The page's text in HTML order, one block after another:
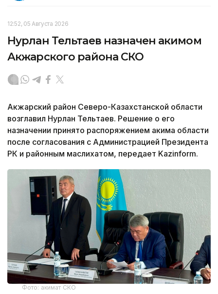
12:52, 05 Августа 2026
Нурлан Тельтаев назначен акимом
Акжарского района СКО
Акжарский район Северо-Казахстанской области
возглавил Нурлан Тельтаев. Решение о его
назначении принято распоряжением акима области
после согласования с Администрацией Президента
РК и районным маслихатом, передает Kazinform.
Фото: акимат СКО